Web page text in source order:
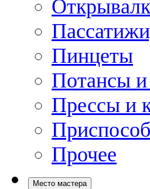
Пинцеты
Потансы
Прессы и
Прочее
Место мастера